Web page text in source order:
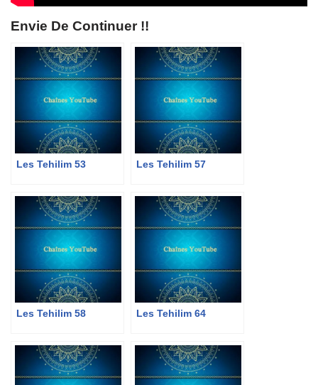
Envie De Continuer !!
Les Tehilim 53 Les Tehilim 57
Les Tehilim 58 Les Tehilim 64